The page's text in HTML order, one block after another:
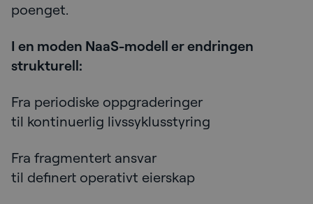
poenget.
I en moden NaaS-modell er endringen
strukturell:
Fra periodiske oppgraderinger
til kontinuerlig livssyklusstyring
Fra fragmentert ansvar
til definert operativt eierskap